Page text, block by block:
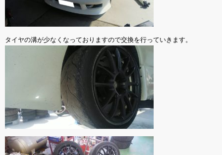
タイヤの溝が少なくなっておりますので交換を行っていきます。